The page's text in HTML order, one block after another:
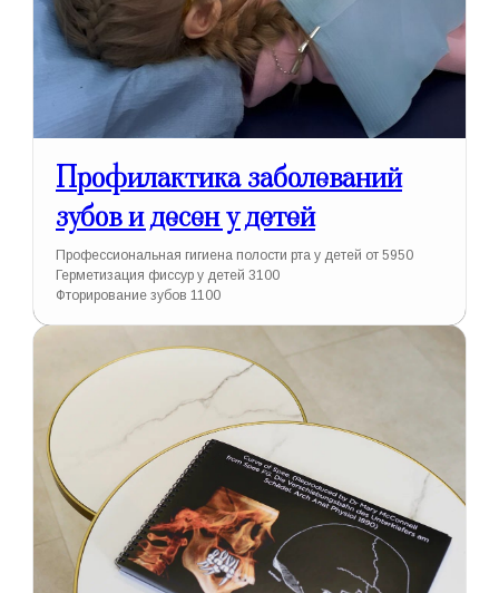
Профилактика заболеваний
зубов и десен у детей
Профессиональная гигиена полости рта у детей от 5950
Герметизация фиссур у детей 3100
Фторирование зубов 1100